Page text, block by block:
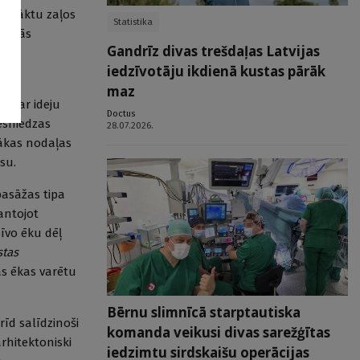
zaļos
tās
ar ideju
nodaļas
tipa
ēku dēļ
ēkas varētu
salīdzinoši
Statistika
Gandrīz divas trešdaļas Latvijas
iedzīvotāju ikdienā kustas pārāk
maz
Doctus
28.07.2026.
Bērnu slimnīcā starptautiska
komanda veikusi divas sarežģītas
iedzimtu sirdskaišu operācijas